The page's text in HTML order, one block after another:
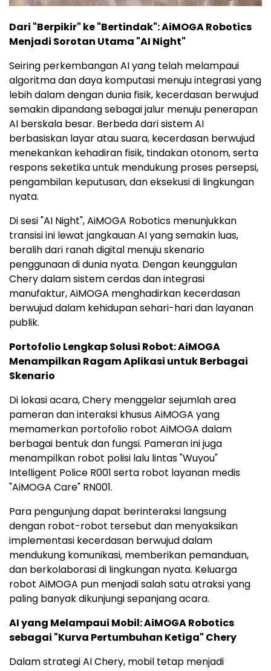
Dari "Berpikir" ke "Bertindak": AiMOGA Robotics
Menjadi Sorotan Utama "AI Night"
Seiring perkembangan AI yang telah melampaui
algoritma dan daya komputasi menuju integrasi yang
lebih dalam dengan dunia fisik, kecerdasan berwujud
semakin dipandang sebagai jalur menuju penerapan
AI berskala besar. Berbeda dari sistem AI
berbasiskan layar atau suara, kecerdasan berwujud
menekankan kehadiran fisik, tindakan otonom, serta
respons seketika untuk mendukung proses persepsi,
pengambilan keputusan, dan eksekusi di lingkungan
nyata.
Di sesi "AI Night", AiMOGA Robotics menunjukkan
transisi ini lewat jangkauan AI yang semakin luas,
beralih dari ranah digital menuju skenario
penggunaan di dunia nyata. Dengan keunggulan
Chery dalam sistem cerdas dan integrasi
manufaktur, AiMOGA menghadirkan kecerdasan
berwujud dalam kehidupan sehari-hari dan layanan
publik.
Portofolio Lengkap Solusi Robot: AiMOGA
Menampilkan Ragam Aplikasi untuk Berbagai
Skenario
Di lokasi acara, Chery menggelar sejumlah area
pameran dan interaksi khusus AiMOGA yang
memamerkan portofolio robot AiMOGA dalam
berbagai bentuk dan fungsi. Pameran ini juga
menampilkan robot polisi lalu lintas "Wuyou"
Intelligent Police R001 serta robot layanan medis
"AiMOGA Care" RN001.
Para pengunjung dapat berinteraksi langsung
dengan robot-robot tersebut dan menyaksikan
implementasi kecerdasan berwujud dalam
mendukung komunikasi, memberikan pemanduan,
dan berkolaborasi di lingkungan nyata. Keluarga
robot AiMOGA pun menjadi salah satu atraksi yang
paling banyak dikunjungi sepanjang acara.
AI yang Melampaui Mobil: AiMOGA Robotics
sebagai "Kurva Pertumbuhan Ketiga" Chery
Dalam strategi AI Chery, mobil tetap menjadi